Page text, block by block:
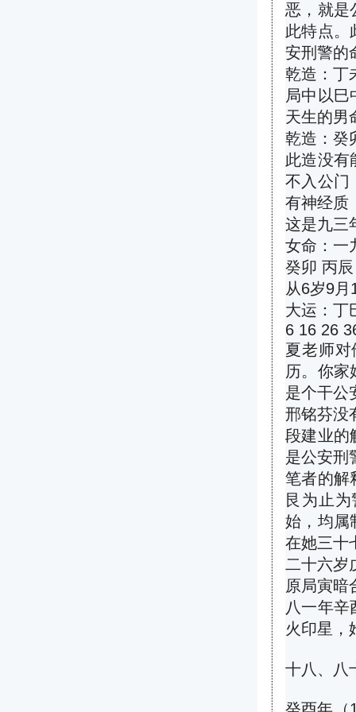
恶，就是
此特点。
安刑警的
乾造：丁
局中以
天生的男
乾造：癸
此造没有
不入公门
有神经质
这是九三
女命：
癸卯 丙
从6岁9
大运：丁
6 16 26
夏老师
历。你家
是个干公
邢铭芬没
段建业的
是公安刑
笔者的解
艮为止
始，均属
在她三十
二十六岁
原局寅暗
八一年
火印星，
十八、八